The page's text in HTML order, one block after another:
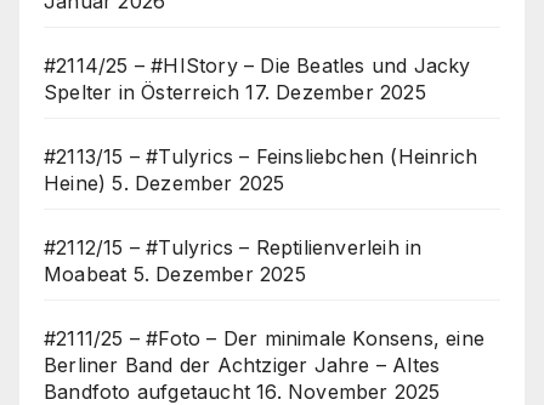
#2114/25 – #HIStory – Die Beatles und Jacky
Spelter in Österreich 17. Dezember 2025
#2113/15 – #Tulyrics – Feinsliebchen (Heinrich
Heine) 5. Dezember 2025
#2112/15 – #Tulyrics – Reptilienverleih in
Moabeat 5. Dezember 2025
#2111/25 – #Foto – Der minimale Konsens, eine
Berliner Band der Achtziger Jahre – Altes
Bandfoto aufgetaucht 16. November 2025